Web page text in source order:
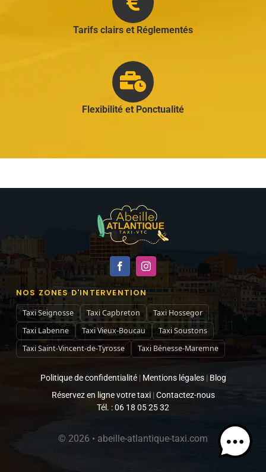
Tarifs clairs et Réglementés
Flexibilité et Ponctualité
NOS ZONES D'INTERVENTION
Taxi Seignosse
Taxi Capbreton
Taxi Hossegor
Taxi Labenne
Taxi Vieux-Boucau
Taxi Soustons
Taxi Saint-Vincent-de-Tyrosse
Taxi Bénesse-Maremne
Politique de confidentialité| Mentions légales| Blog
Réservez en ligne votre taxi| Contactez-nous
Tél. : 06 18 05 25 32
© 2026 • abeille-atlantique-taxi.com